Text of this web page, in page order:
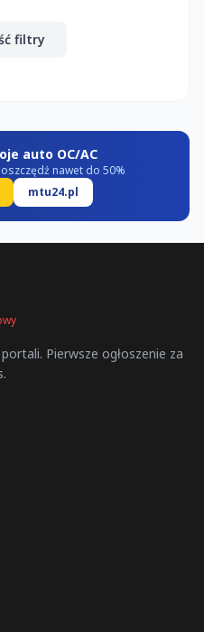
filtry
auto OC/AC
nawet do 50%
mtu24.pl
Pierwsze ogłoszenie za